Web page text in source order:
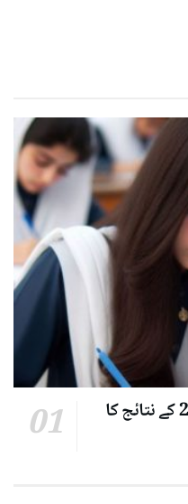
پنجاب، تعلیمی بورڈزمیٹرک 2024 کے نتائج کا